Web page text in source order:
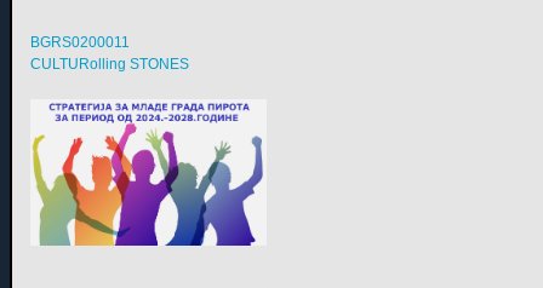
BGRS0200011
CULTURolling STONES